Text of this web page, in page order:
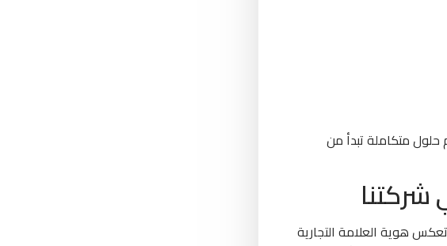
متكاملة تبدأ من
شركتنا
هوية العلامة التجارية